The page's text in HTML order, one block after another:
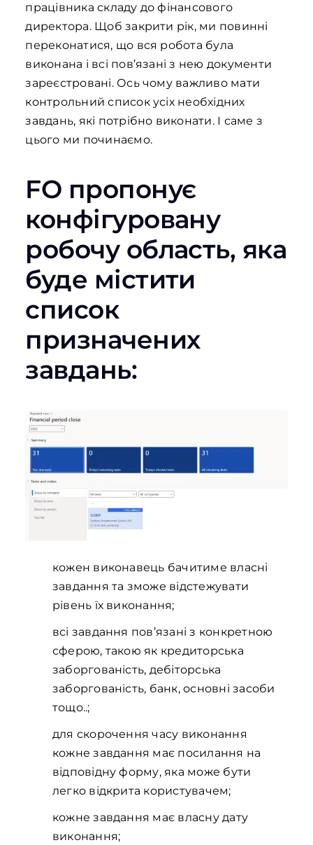
працівника складу до фінансового
директора. Щоб закрити рік, ми повинні
переконатися, що вся робота була
виконана і всі пов’язані з нею документи
зареєстровані. Ось чому важливо мати
контрольний список усіх необхідних
завдань, які потрібно виконати. І саме з
цього ми починаємо.
FO пропонує
конфігуровану
робочу область, яка
буде містити
список
призначених
завдань:
кожен виконавець бачитиме власні
завдання та зможе відстежувати
рівень їх виконання;
всі завдання пов’язані з конкретною
сферою, такою як кредиторська
заборгованість, дебіторська
заборгованість, банк, основні засоби
тощо..;
для скорочення часу виконання
кожне завдання має посилання на
відповідну форму, яка може бути
легко відкрита користувачем;
кожне завдання має власну дату
виконання;